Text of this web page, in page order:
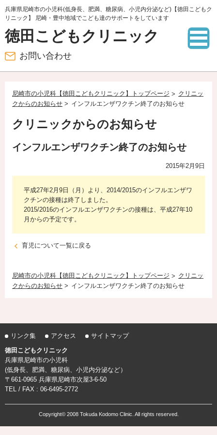
兵庫県尼崎市の小児科(低身長、肥満、糖尿病、小児内分泌など)【徳田こどもク
リニック】 尼崎・豊中地域でこども達のサポートをしています
徳田こどもクリニック
お問い合わせ
尼崎市の小児科【徳田こどもクリニック】トップページ
クリニッ
クからのお知らせ
インフルエンザワクチン終了のお知らせ
クリニックからのお知らせ
インフルエンザワクチン終了のお知らせ
2015年2月9日
平成27年2月9日（月）より、2014/2015のインフルエンザワ
クチンの接種は終了しました。
2015/2016のインフルエンザワクチンの接種は、平成27年10
月からの予定です。
育児について一覧に戻る
尼崎市の小児科【徳田こどもクリニック】トップページ
クリニッ
クからのお知らせ
インフルエンザワクチン終了のお知らせ
リンク集 アクセス
サイトマップ
徳田こどもクリニック
兵庫県尼崎市の小児科
(低身長、肥満、糖尿病、小児内分泌など）
〒661-0965 兵庫県尼崎市次屋3-6-50
TEL / FAX : 06-6495-2772
Copyright© 2008 Tokuda Kodomo Clinic. All rights reserved.